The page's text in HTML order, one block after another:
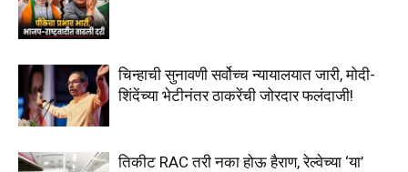
चिन्हाची सुनावणी सर्वोच्च न्यायालयात जारी, मोदी-
शिंदेंच्या भेटीनंतर ठाकरेंची जोरदार फलंदाजी!
तिकीट RAC तरी नका होऊ हैराण, रेल्वेच्या ‘या’